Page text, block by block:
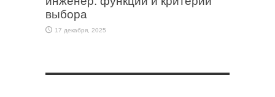
выбора
17 декабря, 2025